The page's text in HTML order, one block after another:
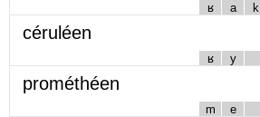
ʁ a k
céruléen
ʁ y
prométhéen
m e